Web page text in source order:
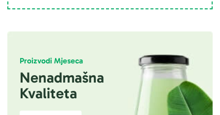
Proizvodi Mjeseca
Nenadmašna
Kvaliteta